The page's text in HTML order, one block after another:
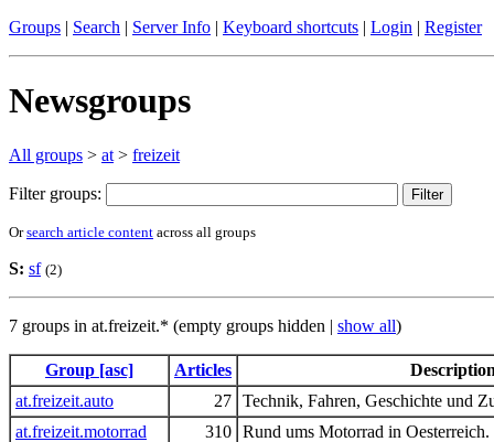
Groups | Search | Server Info | Keyboard shortcuts | Login | Register
Newsgroups
All groups > at > freizeit
Filter groups:
Orsearch article content across all groups
S: sf (2)
7 groups in at.freizeit.* (empty groups hidden | show all)
Group [asc] Articles
at.freizeit.auto
27 Technik, Fahren, Geschichte und
at.freizeit.motorrad
310 Rund ums Motorrad in Oesterreich.